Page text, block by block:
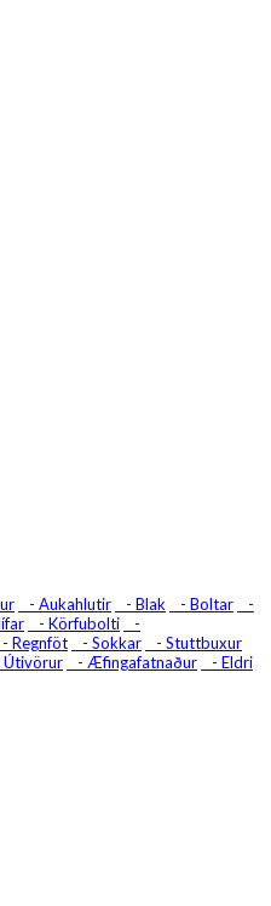
- Aukahlutir - Blak - Boltar
-
- Körfubolti
-
- Regnföt - Sokkar
- Stuttbuxur
Útivörur - Æfingafatnaður
- Eldri